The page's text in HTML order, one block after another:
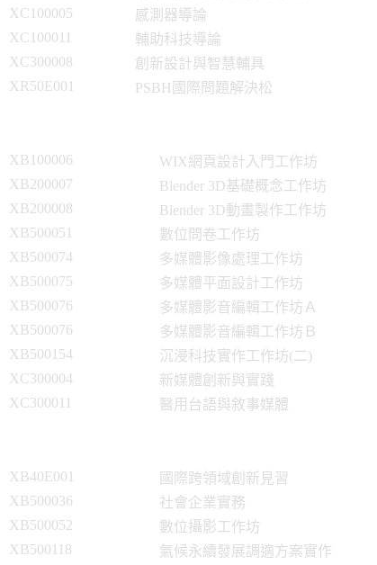
XC100005
感測器導論
XC100011
輔助科技導論
XC300008
創新設計與智慧輔具
XR50E001
PSBH國際問題解決松
XB100006
WIX網頁設計入門工作坊
XB200007
Blender 3D基礎概念工作坊
XB200008
Blender 3D動畫製作工作坊
XB500051
數位問卷工作坊
XB500074
多媒體影像處理工作坊
XB500075
多媒體平面設計工作坊
XB500076
多媒體影音編輯工作坊Ａ
XB500076
多媒體影音編輯工作坊Ｂ
XB500154
沉浸科技實作工作坊(二)
XC300004
新媒體創新與實踐
XC300011
醫用台語與敘事媒體
XB40E001
國際跨領域創新見習
XB500036
社會企業實務
XB500052
數位攝影工作坊
XB500118
氣候永續發展調適方案實作